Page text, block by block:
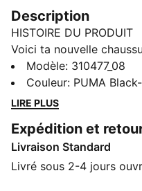
Description
HISTOIRE DU PRODUIT
Voici ta nouvelle
PWR Hybrid TR. Ce
la technologie
premier ordre et la
d’entraînement.
d'entraînement du bon
Hybrid TR.
Modèle: 310477_08
Couleur: PUMA
LIRE PLUS
Expédition et
Livraison Standard
Livré sous 2-4 jours